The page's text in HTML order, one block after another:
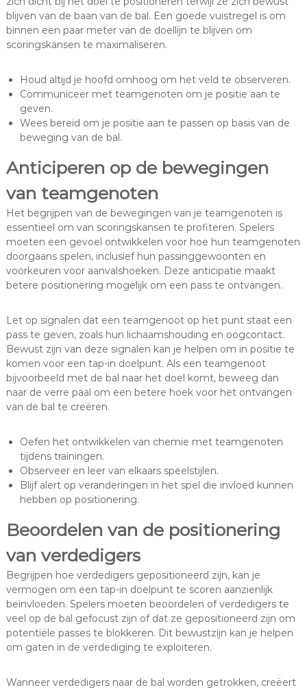
blijven van de baan van de bal. Een goede vuistregel is om
binnen een paar meter van de doellijn te blijven om
scoringskansen te maximaliseren.
Houd altijd je hoofd omhoog om het veld te observeren.
Communiceer met teamgenoten om je positie aan te
geven.
Wees bereid om je positie aan te passen op basis van de
beweging van de bal.
Anticiperen op de bewegingen
van teamgenoten
Het begrijpen van de bewegingen van je teamgenoten is
essentieel om van scoringskansen te profiteren. Spelers
moeten een gevoel ontwikkelen voor hoe hun teamgenoten
doorgaans spelen, inclusief hun passinggewoonten en
voorkeuren voor aanvalshoeken. Deze anticipatie maakt
betere positionering mogelijk om een pass te ontvangen.
Let op signalen dat een teamgenoot op het punt staat een
pass te geven, zoals hun lichaamshouding en oogcontact.
Bewust zijn van deze signalen kan je helpen om in positie te
komen voor een tap-in doelpunt. Als een teamgenoot
bijvoorbeeld met de bal naar het doel komt, beweeg dan
naar de verre paal om een betere hoek voor het ontvangen
van de bal te creëren.
Oefen het ontwikkelen van chemie met teamgenoten
tijdens trainingen.
Observeer en leer van elkaars speelstijlen.
Blijf alert op veranderingen in het spel die invloed kunnen
hebben op positionering.
Beoordelen van de positionering
van verdedigers
Begrijpen hoe verdedigers gepositioneerd zijn, kan je
vermogen om een tap-in doelpunt te scoren aanzienlijk
beïnvloeden. Spelers moeten beoordelen of verdedigers te
veel op de bal gefocust zijn of dat ze gepositioneerd zijn om
potentiële passes te blokkeren. Dit bewustzijn kan je helpen
om gaten in de verdediging te exploiteren.
Wanneer verdedigers naar de bal worden getrokken, creëert